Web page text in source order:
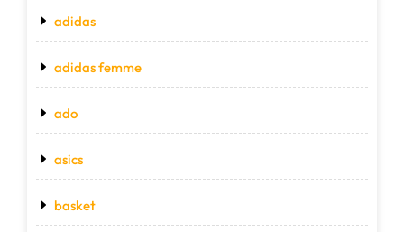
adidas
adidas femme
ado
asics
basket